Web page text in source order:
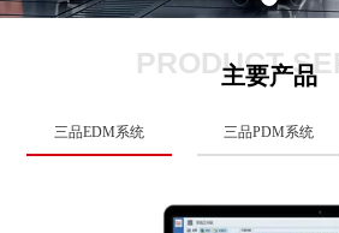
PRODUCT
主要产品
三品EDM系统 三品PDM系统